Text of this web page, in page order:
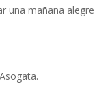
una mañana alegre